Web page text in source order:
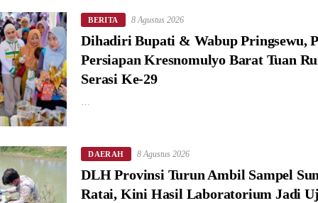
BERITA 8 Agustus 2026
Dihadiri Bupati & Wabup Pringsewu,
Persiapan Kresnomulyo Barat Tuan
Serasi Ke-29
…
DAERAH 8 Agustus 2026
DLH Provinsi Turun Ambil Sampel
Ratai, Kini Hasil Laboratorium Jadi